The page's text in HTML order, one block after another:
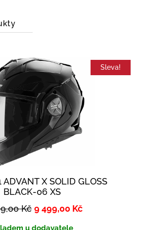
Sleva!
ADVANT X SOLID GLOSS
BLACK-06 XS
Kč 9 499,00 Kč
u dodavatele